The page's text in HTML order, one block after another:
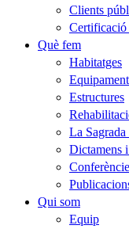
Clients
Què fem
Habitatges
Estructures
La
Dictamens
Qui som
Equip